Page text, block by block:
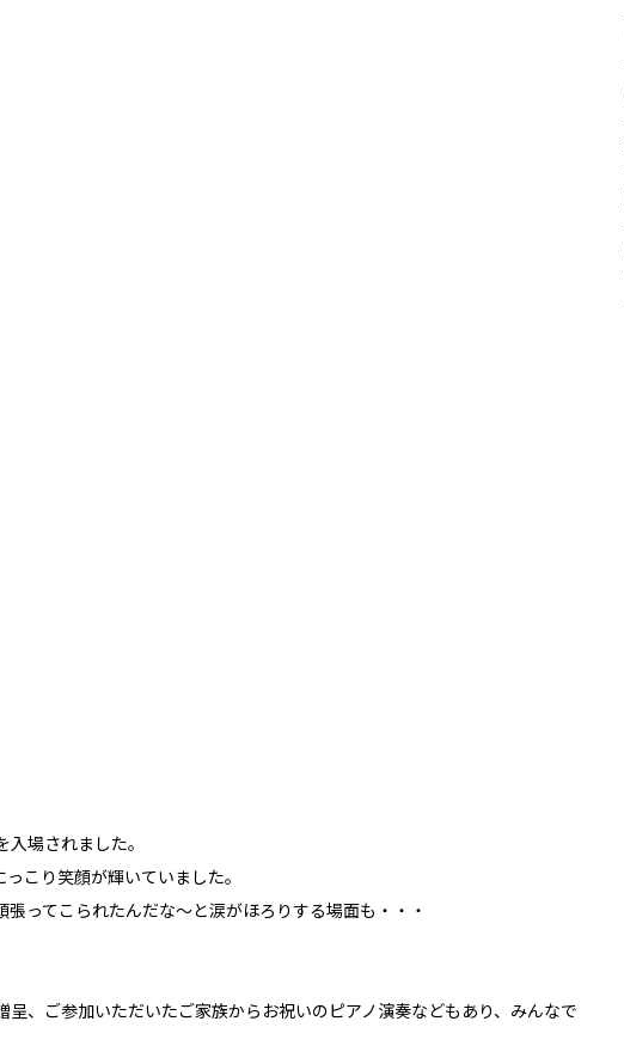
場されました。
こり笑顔が輝いていました。
ってこられたんだな～と涙がほろりする場面も・・・
、ご参加いただいたご家族からお祝いのピアノ演奏などもあり、みんなで